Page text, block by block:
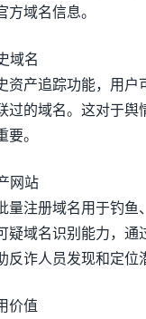
域名信息。
域名
资产追踪功能，用户
过的域名。这对于舆
。
网站
量注册域名用于钓鱼
疑域名识别能力，通
反诈人员发现和定位
价值